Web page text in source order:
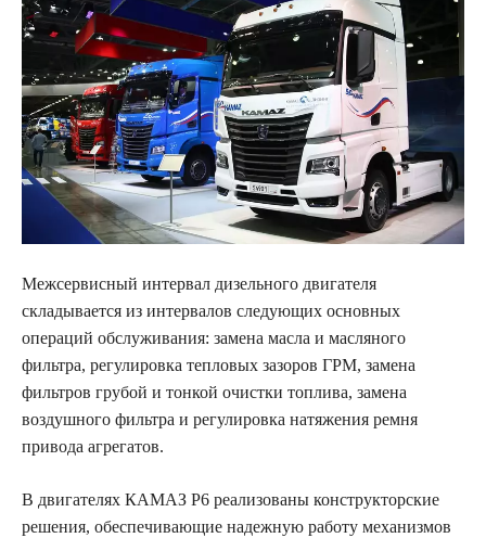
Межсервисный интервал дизельного двигателя
складывается из интервалов следующих основных
операций обслуживания: замена масла и масляного
фильтра, регулировка тепловых зазоров ГРМ, замена
фильтров грубой и тонкой очистки топлива, замена
воздушного фильтра и регулировка натяжения ремня
привода агрегатов.
В двигателях КАМАЗ Р6 реализованы конструкторские
решения, обеспечивающие надежную работу механизмов